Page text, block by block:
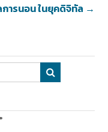
ารนอน ในยุคดิจิทัล →